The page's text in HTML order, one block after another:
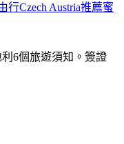
Czech Austria推薦蜜